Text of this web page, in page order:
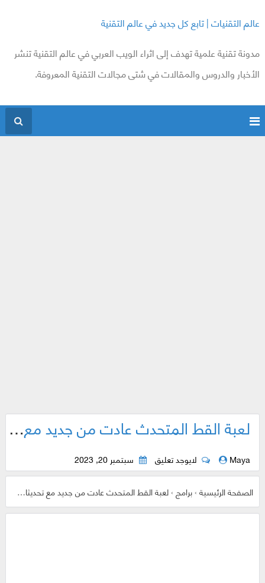
عالم التقنيات | تابع كل جديد في عالم التقنية
مدونة تقنية علمية تهدف إلى اثراء الويب العربي في عالم التقنية تنشر
الأخبار والدروس والمقالات في شتى مجالات التقنية المعروفة.
لعبة القط المتحدث عادت من جديد مع تحديثات إضافية
Maya لايوجد تعليق سبتمبر 20, 2023
الصفحة الرئيسية›برامج›لعبة القط المتحدث عادت من جديد مع تحديثات إضافية